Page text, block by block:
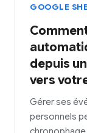
GOOGLE
depuis
vers
Gérer ses
personnels